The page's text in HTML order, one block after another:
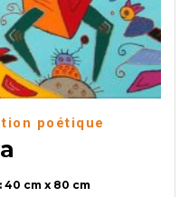
poétique
cm x 80 cm